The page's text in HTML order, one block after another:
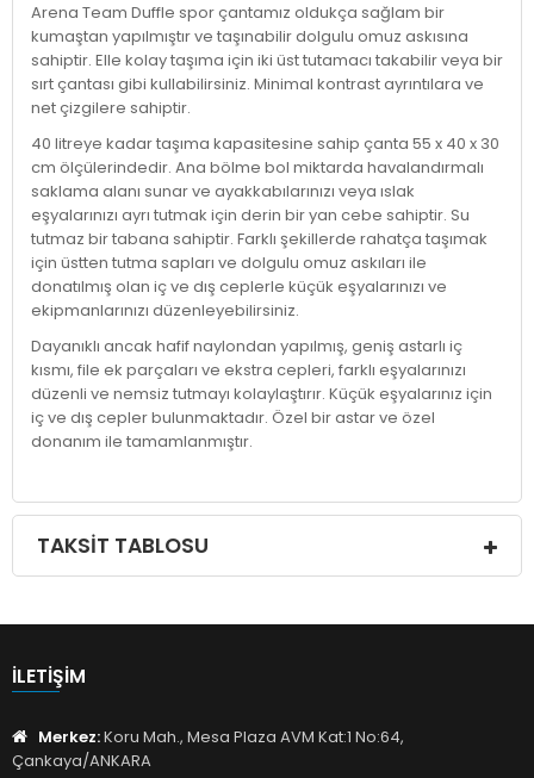
Arena Team Duffle spor çantamız oldukça sağlam bir
kumaştan yapılmıştır ve taşınabilir dolgulu omuz askısına
sahiptir. Elle kolay taşıma için iki üst tutamacı takabilir veya bir
sırt çantası gibi kullabilirsiniz. Minimal kontrast ayrıntılara ve
net çizgilere sahiptir.
40 litreye kadar taşıma kapasitesine sahip çanta 55 x 40 x 30
cm ölçülerindedir. Ana bölme bol miktarda havalandırmalı
saklama alanı sunar ve ayakkabılarınızı veya ıslak
eşyalarınızı ayrı tutmak için derin bir yan cebe sahiptir. Su
tutmaz bir tabana sahiptir. Farklı şekillerde rahatça taşımak
için üstten tutma sapları ve dolgulu omuz askıları ile
donatılmış olan iç ve dış ceplerle küçük eşyalarınızı ve
ekipmanlarınızı düzenleyebilirsiniz.
Dayanıklı ancak hafif naylondan yapılmış, geniş astarlı iç
kısmı, file ek parçaları ve ekstra cepleri, farklı eşyalarınızı
düzenli ve nemsiz tutmayı kolaylaştırır. Küçük eşyalarınız için
iç ve dış cepler bulunmaktadır. Özel bir astar ve özel
donanım ile tamamlanmıştır.
TAKSIT TABLOSU
İLETIŞIM
Merkez:Koru Mah., Mesa Plaza AVM Kat:1 No:64,
Çankaya/ANKARA